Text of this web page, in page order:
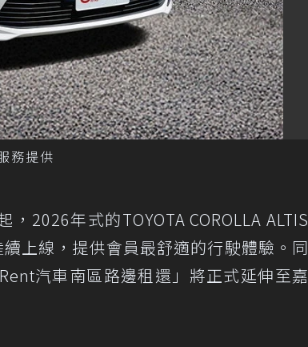
務提供
2026年式的TOYOTA COROLLA ALTIS
續上線，提供會員最舒適的行駛體驗。同
汽車南區路邊租還」將正式延伸至嘉